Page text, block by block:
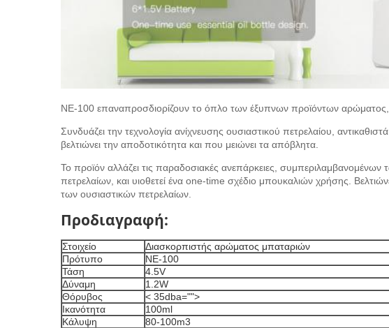
ΝΕ-100 επαναπροσδιορίζουν το όπλο των έξυπνων προϊόντων αρώματος,
Συνδυάζει την τεχνολογία ανίχνευσης ουσιαστικού πετρελαίου,
βελτιώνει την αποδοτικότητα και που μειώνει τα απόβλητα.
Το προϊόν αλλάζει τις παραδοσιακές ανεπάρκειες,
πετρελαίων, και υιοθετεί ένα one-time σχέδιο μπουκαλιών χρήσης.
των ουσιαστικών πετρελαίων.
Προδιαγραφή:
Στοιχείο
Διασκορπιστής αρώματος μπαταριών
Πρότυπο
ΝΕ-100
Τάση
4.5V
Δύναμη
1.2W
Θόρυβος
< 35dba="">
Ικανότητα
100ml
Κάλυψη
80-100m3